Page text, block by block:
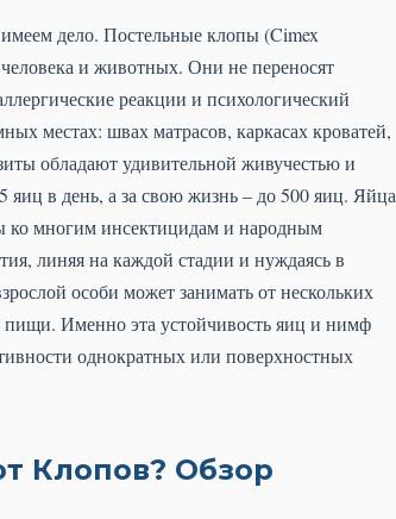
дело. Постельные клопы (Cimex
и животных. Они не переносят
реакции и психологический
местах: швах матрасов, каркасах кроватей,
обладают удивительной живучестью и
в день, а за свою жизнь – до 500 яиц. Яйца
ко многим инсектицидам и народным
линяя на каждой стадии и нуждаясь в
особи может занимать от нескольких
пищи. Именно эта устойчивость яиц и нимф
однократных или поверхностных
Клопов? Обзор